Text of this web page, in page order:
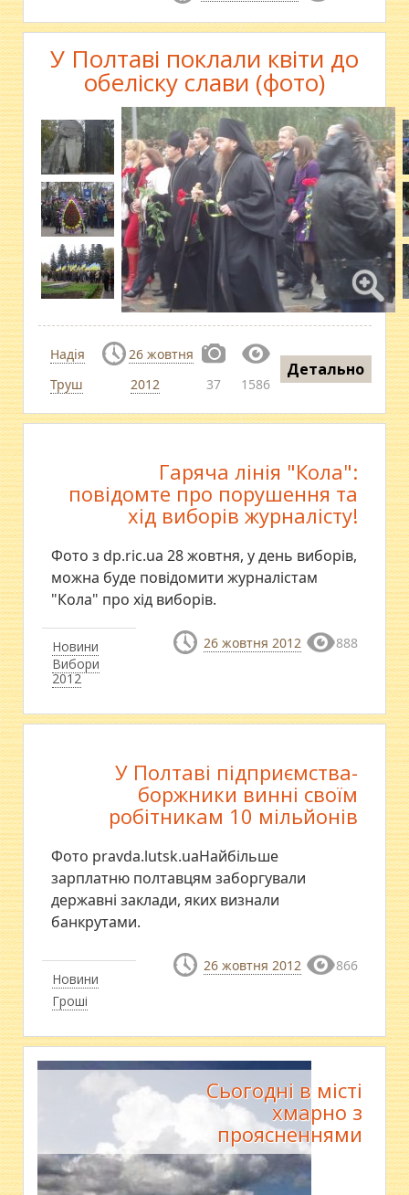
У Полтаві поклали квіти до
обеліску слави (фото)
Надія
Труш
26 жовтня
2012
37 1586
Детально
Новини
Вибори
2012
Гаряча лінія "Кола":
повідомте про порушення та
хід виборів журналісту!
Фото з dp.ric.ua 28 жовтня, у день виборів,
можна буде повідомити журналістам
"Кола" про хід виборів.
26 жовтня 2012 888
Новини
Гроші
У Полтаві підприємства-
боржники винні своїм
робітникам 10 мільйонів
Фото pravda.lutsk.uaНайбільше
зарплатню полтавцям заборгували
державні заклади, яких визнали
банкрутами.
26 жовтня 2012 866
Сьогодні в місті
хмарно з
проясненнями